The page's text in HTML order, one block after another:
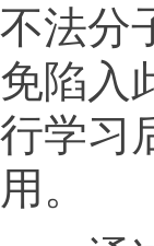
不法分
免陷入
行学习
用。